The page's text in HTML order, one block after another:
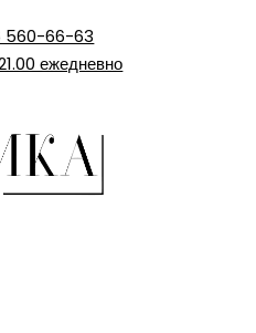
560-66-63
ежедневно